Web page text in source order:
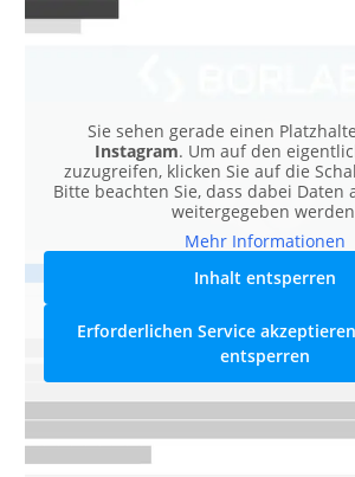
Sie sehen gerade einen
Instagram. Um auf den
zuzugreifen, klicken Sie auf die
Bitte beachten Sie, dass dabei
weitergegeben
Mehr Informationen
Inhalt entsperren
Erforderlichen Service
entsperren